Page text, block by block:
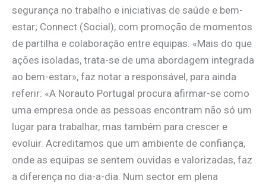
segurança no trabalho e iniciativas de saúde e bem-
estar; Connect (Social), com promoção de momentos
de partilha e colaboração entre equipas. «Mais do que
ações isoladas, trata-se de uma abordagem integrada
ao bem-estar», faz notar a responsável, para ainda
referir: «A Norauto Portugal procura afirmar-se como
uma empresa onde as pessoas encontram não só um
lugar para trabalhar, mas também para crescer e
evoluir. Acreditamos que um ambiente de confiança,
onde as equipas se sentem ouvidas e valorizadas, faz
a diferença no dia-a-dia. Num sector em plena